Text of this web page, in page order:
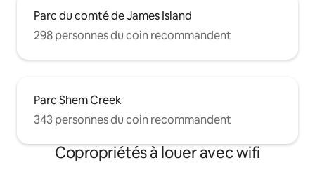
Parc du comté de James Island
298 personnes du coin recommandent
Parc Shem Creek
343 personnes du coin recommandent
Copropriétés à louer avec wifi